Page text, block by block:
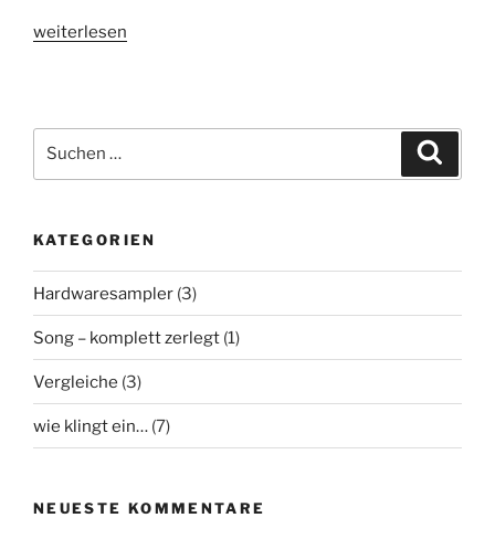
„Moog
Vergleich“
weiterlesen
nach:
KATEGORIEN
Hardwaresampler (3)
Song – komplett zerlegt (1)
Vergleiche (3)
wie klingt ein… (7)
NEUESTE KOMMENTARE